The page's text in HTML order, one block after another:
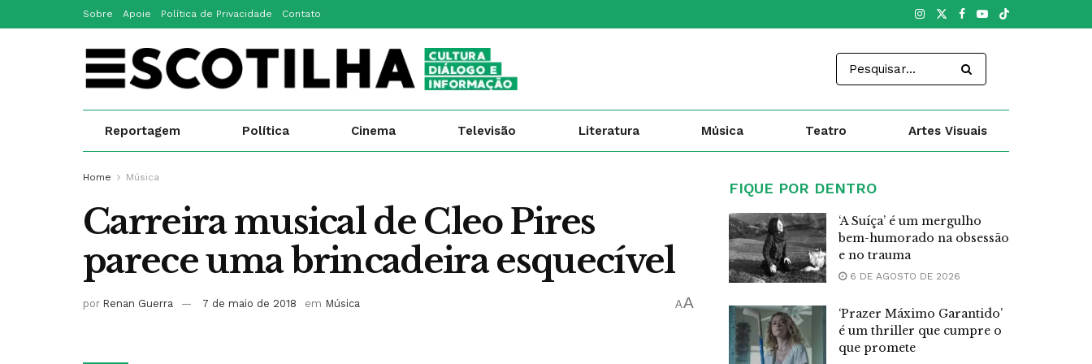
Sobre Apoie Política de Privacidade Contato
Reportagem Política Cinema Televisão Literatura Música Teatro Artes Visuais
Home Música
Carreira musical de Cleo Pires
parece uma brincadeira esquecível
por Renan Guerra 7 de maio de 2018 em Música AA
FIQUE POR DENTRO
‘A Suíça’ é um mergulho
bem-humorado na obsessão
e no trauma
6 DE AGOSTO DE 2026
‘Prazer Máximo Garantido’
é um thriller que cumpre o
que promete